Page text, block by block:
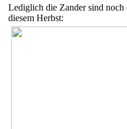
Lediglich die Zander sind noch
diesem Herbst: